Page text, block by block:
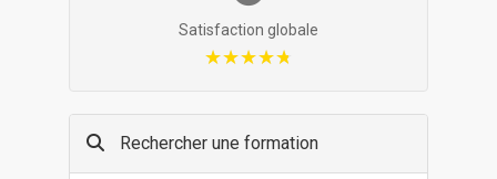
Satisfaction globale
★★★★★
★★★★★
Rechercher une formation